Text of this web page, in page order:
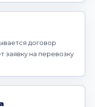
договор
заявку на перевозку